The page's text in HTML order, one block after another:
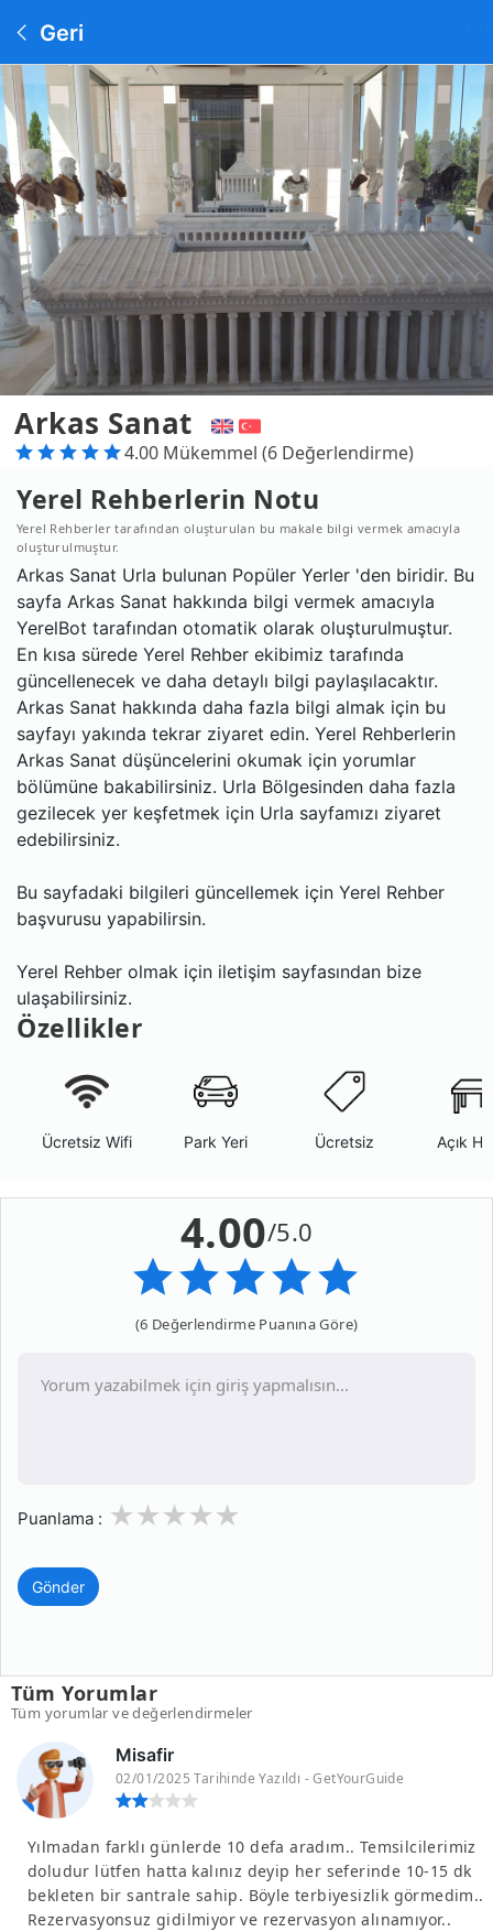
Geri
Arkas Sanat
4.00 Mükemmel (6 Değerlendirme)
Yerel Rehberlerin Notu
Yerel Rehberler tarafından oluşturulan bu makale bilgi vermek amacıyla
oluşturulmuştur.
Arkas Sanat Urla bulunan Popüler Yerler 'den biridir. Bu
sayfa Arkas Sanat hakkında bilgi vermek amacıyla
YerelBot tarafından otomatik olarak oluşturulmuştur.
En kısa sürede Yerel Rehber ekibimiz tarafında
güncellenecek ve daha detaylı bilgi paylaşılacaktır.
Arkas Sanat hakkında daha fazla bilgi almak için bu
sayfayı yakında tekrar ziyaret edin. Yerel Rehberlerin
Arkas Sanat düşüncelerini okumak için yorumlar
bölümüne bakabilirsiniz. Urla Bölgesinden daha fazla
gezilecek yer keşfetmek için Urla sayfamızı ziyaret
edebilirsiniz.
Bu sayfadaki bilgileri güncellemek için Yerel Rehber
başvurusu yapabilirsin.
Yerel Rehber olmak için iletişim sayfasından bize
ulaşabilirsiniz.
Özellikler
Ücretsiz Wifi Park Yeri Ücretsiz Açık
4.00/5.0
(6 Değerlendirme Puanına Göre)
Puanlama : 3
2
1
Gönder
Tüm Yorumlar
Tüm yorumlar ve değerlendirmeler
Misafir
02/01/2025 Tarihinde Yazıldı - GetYourGuide
Yılmadan farklı günlerde 10 defa aradım.. Temsilcilerimiz
doludur lütfen hatta kalınız deyip her seferinde 10-15 dk
bekleten bir santrale sahip. Böyle terbiyesizlik görmedim..
Rezervasyonsuz gidilmiyor ve rezervasyon alınamıyor..